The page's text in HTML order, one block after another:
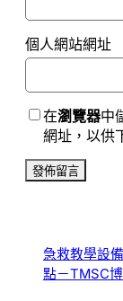
個人網站網址
在瀏覽器中
網址，以供
急救教學設
點－TMSC